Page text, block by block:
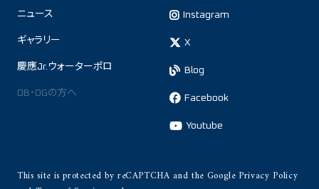
ニュース
ギャラリー
慶應Jr.ウォーターポロ
OB・OGの方へ
Instagram
X
Blog
Facebook
Youtube
This site is protected by reCAPTCHA and the Google Privacy Policy